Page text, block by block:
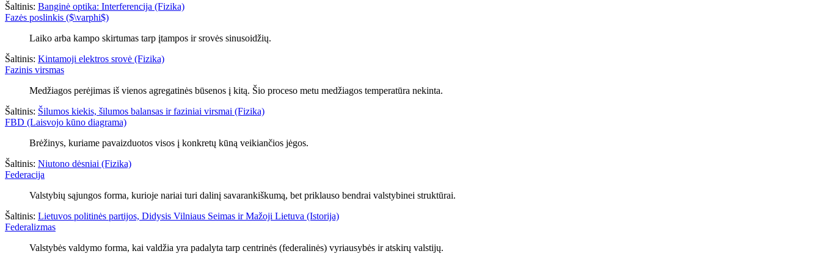
Šaltinis: Banginė optika: Interferencija (Fizika)
Fazės poslinkis ($\varphi$)
Laiko arba kampo skirtumas tarp įtampos ir srovės sinusoidžių.
Šaltinis: Kintamoji elektros srovė (Fizika)
Fazinis virsmas
Medžiagos perėjimas iš vienos agregatinės būsenos į kitą. Šio proceso metu medžiagos temperatūra nekinta.
Šaltinis: Šilumos kiekis, šilumos balansas ir faziniai virsmai (Fizika)
FBD (Laisvojo kūno diagrama)
Brėžinys, kuriame pavaizduotos visos į konkretų kūną veikiančios jėgos.
Šaltinis: Niutono dėsniai (Fizika)
Federacija
Valstybių sąjungos forma, kurioje nariai turi dalinį savarankiškumą, bet priklauso bendrai valstybinei struktūrai.
Šaltinis: Lietuvos politinės partijos, Didysis Vilniaus Seimas ir Mažoji Lietuva (Istorija)
Federalizmas
Valstybės valdymo forma, kai valdžia yra padalyta tarp centrinės (federalinės) vyriausybės ir atskirų valstijų.